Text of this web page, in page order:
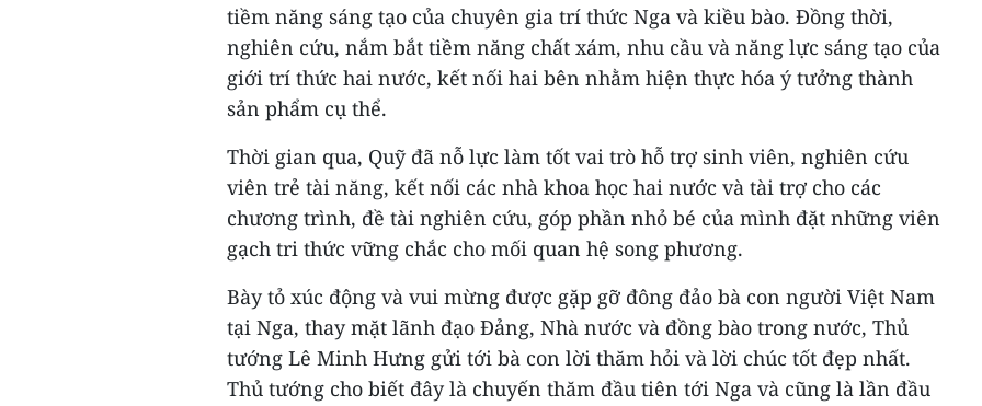
tiềm năng sáng tạo của chuyên gia trí thức Nga và kiều bào. Đồng thời,
nghiên cứu, nắm bắt tiềm năng chất xám, nhu cầu và năng lực sáng tạo của
giới trí thức hai nước, kết nối hai bên nhằm hiện thực hóa ý tưởng thành
sản phẩm cụ thể.
Thời gian qua, Quỹ đã nỗ lực làm tốt vai trò hỗ trợ sinh viên, nghiên cứu
viên trẻ tài năng, kết nối các nhà khoa học hai nước và tài trợ cho các
chương trình, đề tài nghiên cứu, góp phần nhỏ bé của mình đặt những viên
gạch tri thức vững chắc cho mối quan hệ song phương.
Bày tỏ xúc động và vui mừng được gặp gỡ đông đảo bà con người Việt Nam
tại Nga, thay mặt lãnh đạo Đảng, Nhà nước và đồng bào trong nước, Thủ
tướng Lê Minh Hưng gửi tới bà con lời thăm hỏi và lời chúc tốt đẹp nhất.
Thủ tướng cho biết đây là chuyến thăm đầu tiên tới Nga và cũng là lần đầu